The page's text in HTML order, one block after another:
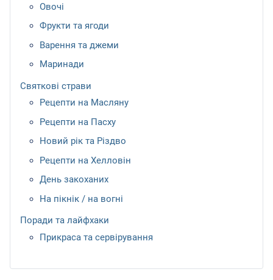
Овочі
Фрукти та ягоди
Варення та джеми
Маринади
Святкові страви
Рецепти на Масляну
Рецепти на Пасху
Новий рік та Різдво
Рецепти на Хелловін
День закоханих
На пікнік / на вогні
Поради та лайфхаки
Прикраса та сервірування